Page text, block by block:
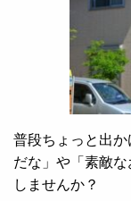
普段ちょっと出
だな」や「素敵
しませんか？